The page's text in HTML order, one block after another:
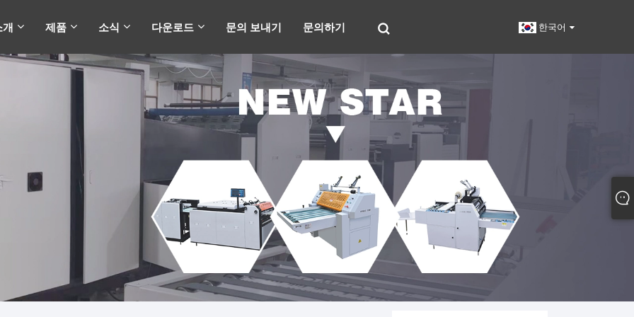
제품 소식 다운로드 문의 보내기 문의하기 한국어